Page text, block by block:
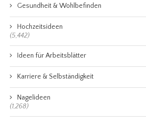
Gesundheit & Wohlbefinden
Hochzeitsideen
(5,442)
Ideen für Arbeitsblätter
Karriere & Selbständigkeit
Nagelideen
(1,268)